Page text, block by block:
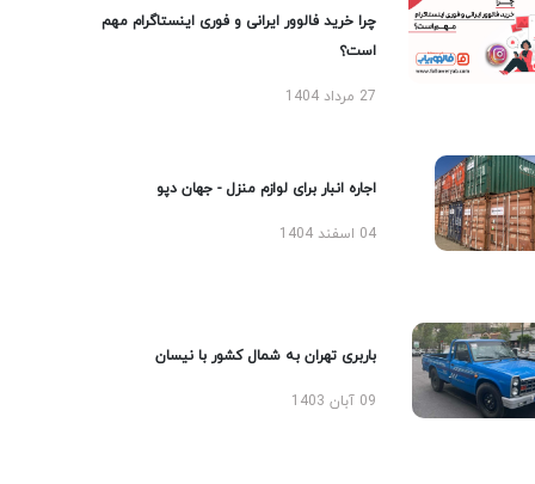
چرا خرید فالوور ایرانی و فوری اینستاگرام مهم
است؟
27 مرداد 1404
اجاره انبار برای لوازم منزل - جهان دپو
04 اسفند 1404
باربری تهران به شمال کشور با نیسان
09 آبان 1403